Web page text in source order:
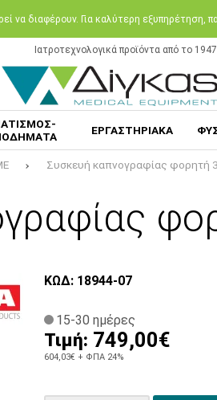
να διαφέρουν. Για καλύτερη εξυπηρέτηση,
Ιατροτεχνολογικά προϊόντα από το 1947
ΕΡΓΑΣΤΗΡΙΑΚΑ
Συσκευή καπνογραφίας φορητή
ΚΩΔ: 18944-07
15-30 ημέρες
Τιμή: 749,00€
604,03€ + ΦΠΑ 24%